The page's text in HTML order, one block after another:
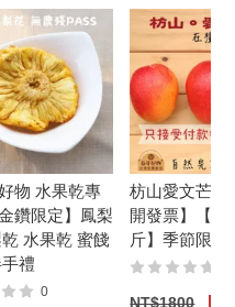
好物 水果乾專
鑽限定】鳳梨
水果乾 蜜餞
禮
0
枋山愛文芒果
開發票】【A
斤】季節限定
NT$1800